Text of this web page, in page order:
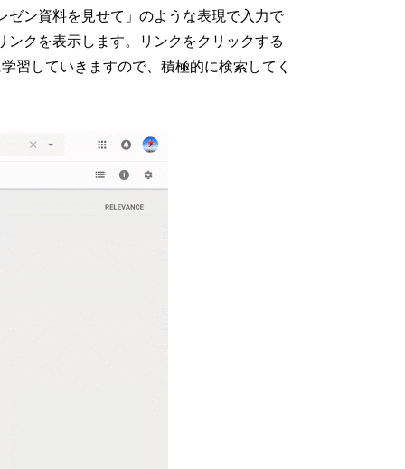
ゼン資料を見せて」のような表現で入力で
クを表示します。リンクをクリックする
習していきますので、積極的に検索してく